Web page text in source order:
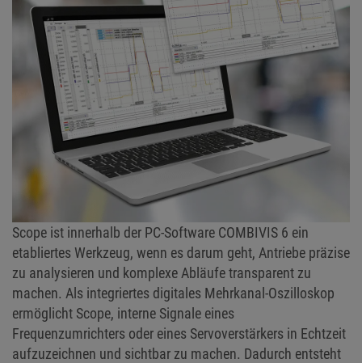
Scope ist innerhalb der PC-Software COMBIVIS 6 ein
etabliertes Werkzeug, wenn es darum geht, Antriebe präzise
zu analysieren und komplexe Abläufe transparent zu
machen. Als integriertes digitales Mehrkanal-Oszilloskop
ermöglicht Scope, interne Signale eines
Frequenzumrichters oder eines Servoverstärkers in Echtzeit
aufzuzeichnen und sichtbar zu machen. Dadurch entsteht